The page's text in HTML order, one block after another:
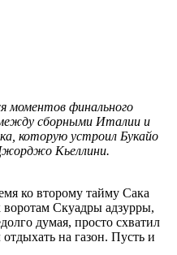
моментов финального
сборными Италии и
которую устроил Букайо
Кьеллини.
ко второму тайму Сака
воротам Скуадры адзурры,
думая, просто схватил
на газон. Пусть и